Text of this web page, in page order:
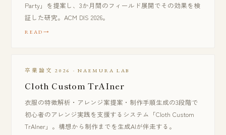
Party」を提案し、3か月間のフィールド展開でその効果を検
証した研究。ACM DIS 2026。
READ
卒業論文 2026 · NAEMURA LAB
Cloth Custom TrAIner
衣服の特徴解析・アレンジ案提案・制作手順生成の3段階で
初心者のアレンジ実践を支援するシステム「Cloth Custom
TrAIner」。構想から制作までを生成AIが伴走する。